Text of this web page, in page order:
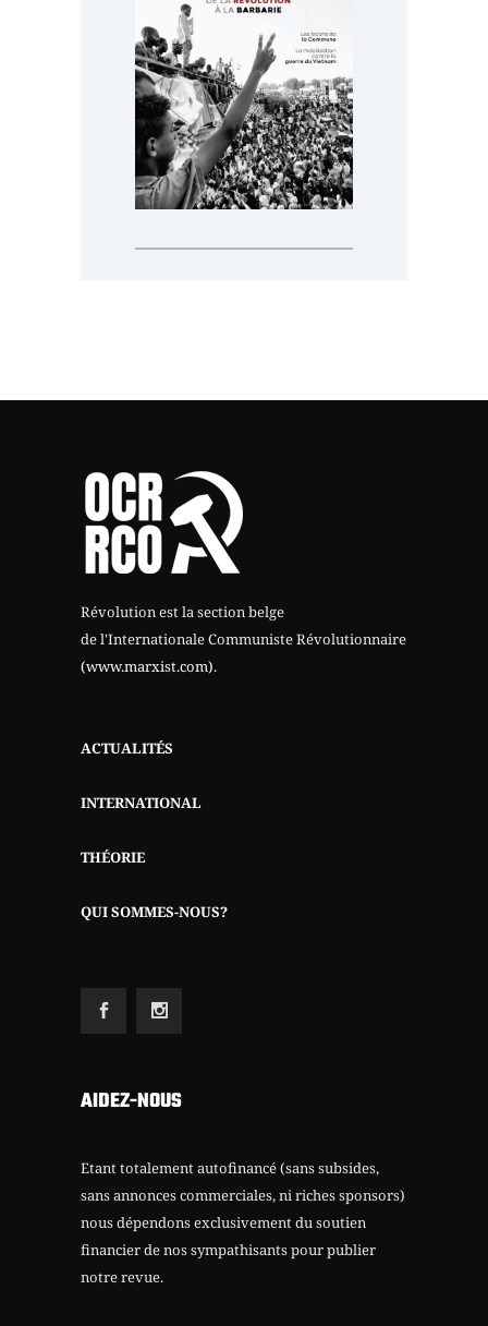
Révolution est la section belge
de l'Internationale Communiste Révolutionnaire
(www.marxist.com).
ACTUALITÉS
INTERNATIONAL
THÉORIE
QUI SOMMES-NOUS?
AIDEZ-NOUS
Etant totalement autofinancé (sans subsides,
sans annonces commerciales, ni riches sponsors)
nous dépendons exclusivement du soutien
financier de nos sympathisants pour publier
notre revue.